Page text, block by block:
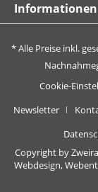
Informationen
* Alle Preise inkl.
Cookie-
Newsletter
Copyright by
Webdesign,